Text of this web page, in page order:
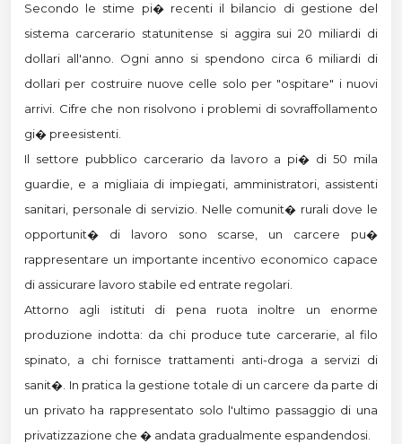
Secondo le stime pi� recenti il bilancio di gestione del
sistema carcerario statunitense si aggira sui 20 miliardi di
dollari all'anno. Ogni anno si spendono circa 6 miliardi di
dollari per costruire nuove celle solo per "ospitare" i nuovi
arrivi. Cifre che non risolvono i problemi di sovraffollamento
gi� preesistenti.
Il settore pubblico carcerario da lavoro a pi� di 50 mila
guardie, e a migliaia di impiegati, amministratori, assistenti
sanitari, personale di servizio. Nelle comunit� rurali dove le
opportunit� di lavoro sono scarse, un carcere pu�
rappresentare un importante incentivo economico capace
di assicurare lavoro stabile ed entrate regolari.
Attorno agli istituti di pena ruota inoltre un enorme
produzione indotta: da chi produce tute carcerarie, al filo
spinato, a chi fornisce trattamenti anti-droga a servizi di
sanit�. In pratica la gestione totale di un carcere da parte di
un privato ha rappresentato solo l'ultimo passaggio di una
privatizzazione che � andata gradualmente espandendosi.